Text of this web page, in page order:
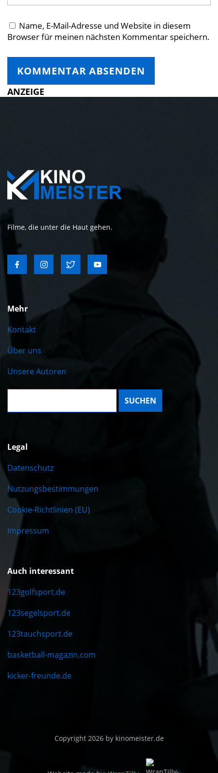
Name, E-Mail-Adresse und Website in diesem
Browser für meinen nächsten Kommentar speichern.
ANZEIGE
Filme, die unter die Haut gehen.
Mehr
Kontakt
Über uns
Unsere Autoren
Suche:
Legal
Datenschutz
Nutzungsbestimmungen
Cookie-Richtlinien (EU)
Impressum
Auch interessant
123golfsport.de
123segelsport.de
123tauchsport.de
basketball-magazin.com
kicker-freunde.de
Copyright 2026 by kinomeister.de